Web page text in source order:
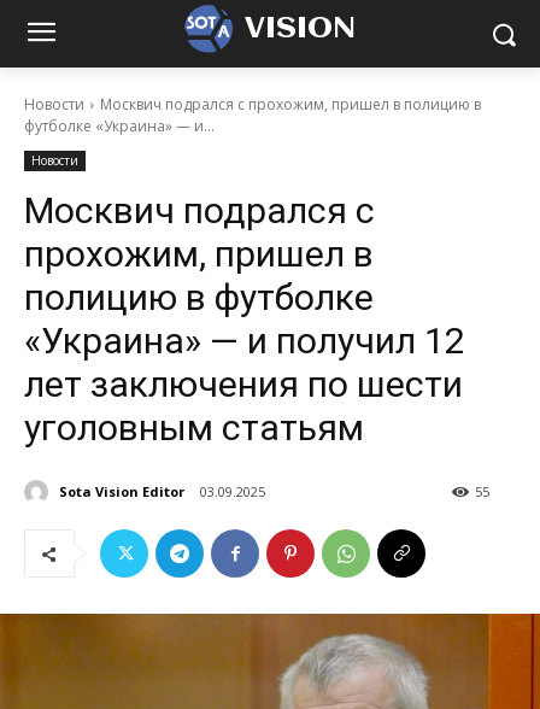
VISION
Новости
Москвич подрался с прохожим, пришел в полицию в
футболке «Украина» — и...
Новости
Москвич подрался с
прохожим, пришел в
полицию в футболке
«Украина» — и получил 12
лет заключения по шести
уголовным статьям
Sota Vision Editor 03.09.2025 55